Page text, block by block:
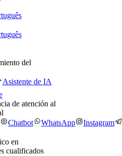
del
Asistente de IA
de atención al
Chatbot WhatsApp Instagram
en
cualificados